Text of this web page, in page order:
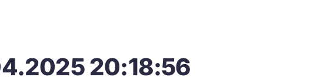
20:18:56